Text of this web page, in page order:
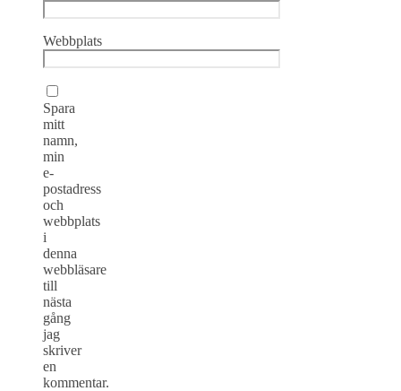
Webbplats
Spara
mitt
namn,
min
e-
postadress
och
webbplats
i
denna
webbläsare
till
nästa
gång
jag
skriver
en
kommentar.